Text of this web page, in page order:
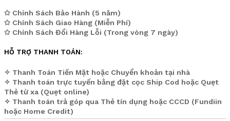
✩ Chính Sách Bảo Hành (5 năm)
✩ Chính Sách Giao Hàng (Miễn Phí)
✩ Chính Sách Đổi Hàng Lỗi (Trong vòng 7 ngày)
HỖ TRỢ THANH TOÁN:
✧ Thanh Toán Tiền Mặt hoặc Chuyển khoản tại nhà
✧ Thanh toán trực tuyến bằng đặt cọc Ship Cod hoặc Quẹt
Thẻ từ xa (Quẹt online)
✧ Thanh toán trả góp qua Thẻ tín dụng hoặc CCCD (Fundiin
hoặc Home Credit)